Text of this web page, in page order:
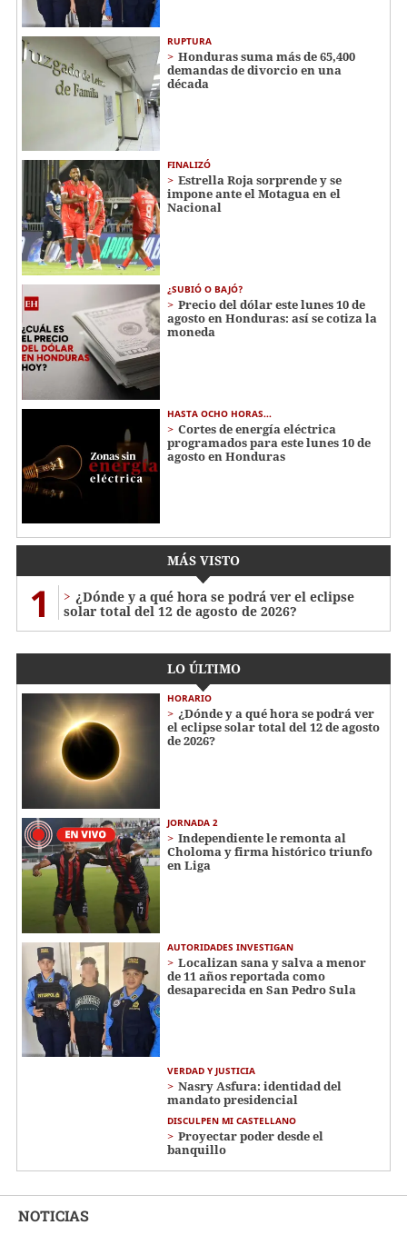
RUPTURA
Honduras suma más de 65,400
demandas de divorcio en una
década
FINALIZÓ
Estrella Roja sorprende y se
impone ante el Motagua en el
Nacional
¿SUBIÓ O BAJÓ?
Precio del dólar este lunes 10 de
agosto en Honduras: así se cotiza la
moneda
HASTA OCHO HORAS...
Cortes de energía eléctrica
programados para este lunes 10 de
agosto en Honduras
MÁS VISTO
1
¿Dónde y a qué hora se podrá ver el eclipse
solar total del 12 de agosto de 2026?
LO ÚLTIMO
HORARIO
¿Dónde y a qué hora se podrá ver
el eclipse solar total del 12 de agosto
de 2026?
JORNADA 2
Independiente le remonta al
Choloma y firma histórico triunfo
en Liga
AUTORIDADES INVESTIGAN
Localizan sana y salva a menor
de 11 años reportada como
desaparecida en San Pedro Sula
VERDAD Y JUSTICIA
Nasry Asfura: identidad del
mandato presidencial
DISCULPEN MI CASTELLANO
Proyectar poder desde el
banquillo
NOTICIAS